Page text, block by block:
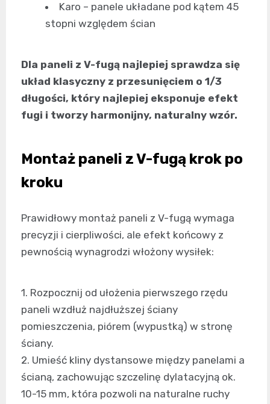
Karo – panele układane pod kątem 45
stopni względem ścian
Dla paneli z V-fugą najlepiej sprawdza się
układ klasyczny z przesunięciem o 1/3
długości, który najlepiej eksponuje efekt
fugi i tworzy harmonijny, naturalny wzór.
Montaż paneli z V-fugą krok po
kroku
Prawidłowy montaż paneli z V-fugą wymaga
precyzji i cierpliwości, ale efekt końcowy z
pewnością wynagrodzi włożony wysiłek:
1. Rozpocznij od ułożenia pierwszego rzędu
paneli wzdłuż najdłuższej ściany
pomieszczenia, piórem (wypustką) w stronę
ściany.
2. Umieść kliny dystansowe między panelami a
ścianą, zachowując szczelinę dylatacyjną ok.
10-15 mm, która pozwoli na naturalne ruchy